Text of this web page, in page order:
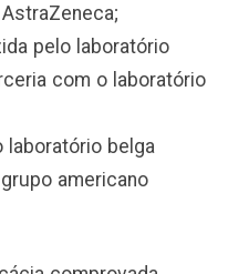
pelo laboratório
com o laboratório
laboratório belga
americano